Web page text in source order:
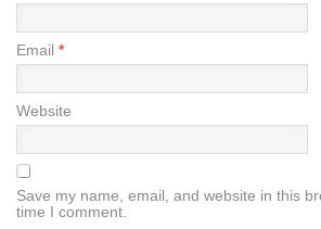
Email *
Website
Save my name, email, and website in this
time I comment.